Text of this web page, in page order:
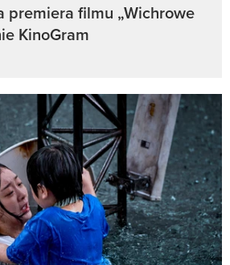
premiera filmu „Wichrowe
KinoGram